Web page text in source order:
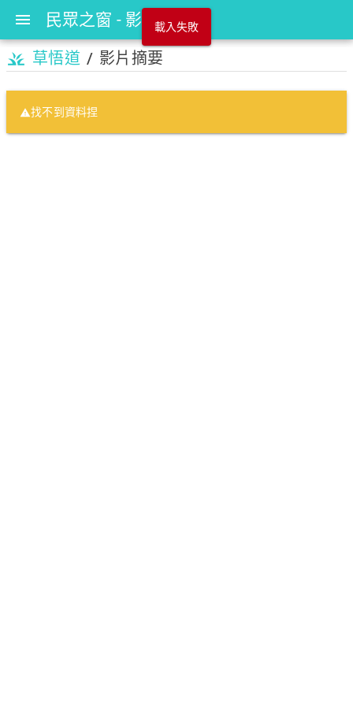
menu 民眾之窗 - 影片摘要
grass 草悟道 / 影片摘要
warning找不到資料捏
載入失敗